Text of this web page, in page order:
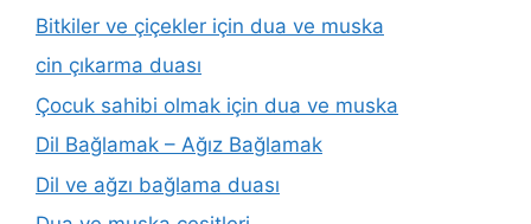
Bitkiler ve çiçekler için dua ve muska
cin çıkarma duası
Çocuk sahibi olmak için dua ve muska
Dil Bağlamak – Ağız Bağlamak
Dil ve ağzı bağlama duası